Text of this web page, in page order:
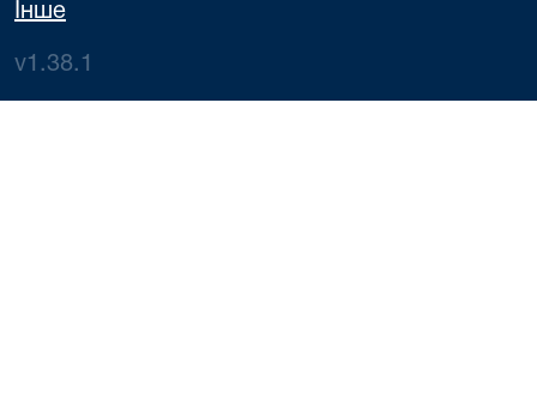
Інше
v1.38.1